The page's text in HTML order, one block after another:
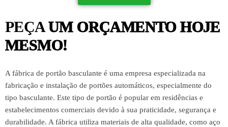
PEÇAUM ORÇAMENTO HOJE
MESMO!
A fábrica de portão basculante é uma empresa especializada na
fabricação e instalação de portões automáticos, especialmente do
tipo basculante. Este tipo de portão é popular em residências e
estabelecimentos comerciais devido à sua praticidade, segurança e
durabilidade. A fábrica utiliza materiais de alta qualidade, como aço